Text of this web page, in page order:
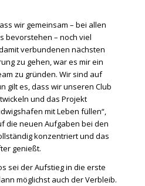
wir gemeinsam – bei allen
bevorstehen – noch viel
verbundenen nächsten
zu gehen, war es mir ein
zu gründen. Wir sind auf
gilt es, dass wir unseren Club
und das Projekt
mit Leben füllen“,
die neuen Aufgaben bei den
konzentriert und das
genießt.
sei der Aufstieg in die erste
möglichst auch der Verbleib.